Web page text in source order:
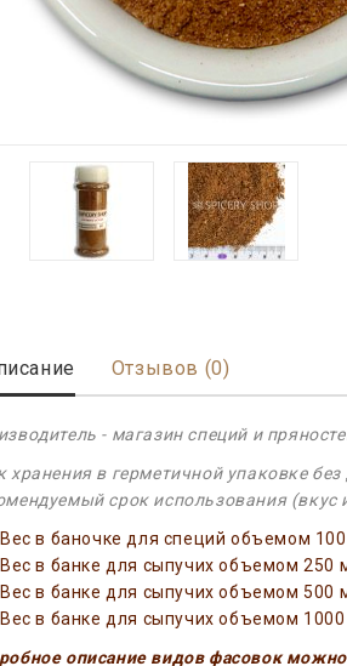
Отзывов (0)
- магазин специй и
хранения в герметичной упаковке без
срок использования (вкус
Вес в баночке для специй объемом
Вес в банке для сыпучих объемом 250
Вес в банке для сыпучих объемом 500
Вес в банке для сыпучих объемом
описание видов фасовок